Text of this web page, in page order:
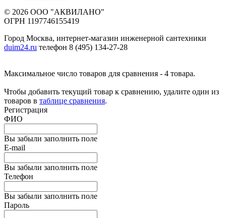
© 2026 ООО "АКВИЛАНО"
ОГРН 1197746155419
Город Москва, интернет-магазин инженерной сантехники
duim24.ru телефон 8 (495) 134-27-28
Максимальное число товаров для сравнения - 4 товара.
Чтобы добавить текущий товар к сравнению, удалите один из
товаров в таблице сравнения.
Регистрация
ФИО
Вы забыли заполнить поле
E-mail
Вы забыли заполнить поле
Телефон
Вы забыли заполнить поле
Пароль